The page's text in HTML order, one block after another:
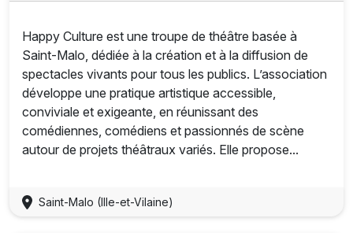
Happy Culture est une troupe de théâtre basée à
Saint-Malo, dédiée à la création et à la diffusion de
spectacles vivants pour tous les publics. L’association
développe une pratique artistique accessible,
conviviale et exigeante, en réunissant des
comédiennes, comédiens et passionnés de scène
autour de projets théâtraux variés. Elle propose...
Saint-Malo (Ille-et-Vilaine)